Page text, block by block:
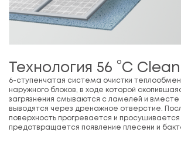
Технология 56 °C Clean
6-ступенчатая система очистки
наружного блоков, в ходе которой
загрязнения смываются с ламелей и
выводятся через дренажное отверстие.
поверхность прогревается и просушивается
предотвращается появление плесени и